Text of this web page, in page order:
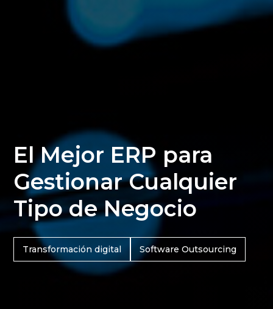
El Mejor ERP para
Gestionar Cualquier
Tipo de Negocio
Transformación digital Software Outsourcing